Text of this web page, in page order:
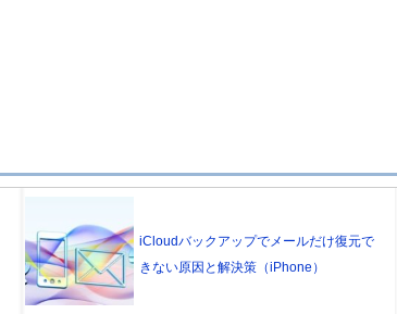
iCloudバックアップでメールだけ復元で
きない原因と解決策（iPhone）